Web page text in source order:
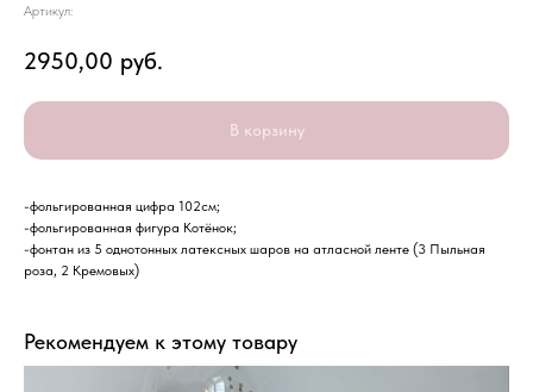
Артикул:
2950,00 руб.
В корзину
-фольгированная цифра 102см;
-фольгированная фигура Котёнок;
-фонтан из 5 однотонных латексных шаров на атласной ленте (3 Пыльная
роза, 2 Кремовых)
Рекомендуем к этому товару